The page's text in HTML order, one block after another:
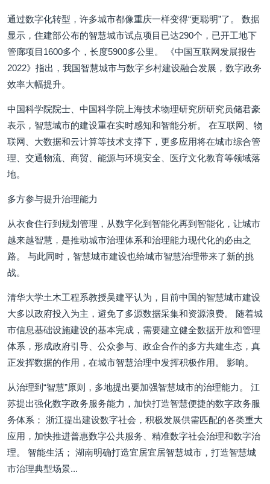
通过数字化转型，许多城市都像重庆一样变得“更聪明”了。 数据
显示，住建部公布的智慧城市试点项目已达290个，已开工地下
管廊项目1600多个，长度5900多公里。 《中国互联网发展报告
2022》指出，我国智慧城市与数字乡村建设融合发展，数字政务
效率大幅提升。
中国科学院院士、中国科学院上海技术物理研究所研究员储君豪
表示，智慧城市的建设重在实时感知和智能分析。 在互联网、物
联网、大数据和云计算等技术支撑下，更多应用将在城市综合管
理、交通物流、商贸、能源与环境安全、医疗文化教育等领域落
地。
多方参与提升治理能力
从衣食住行到规划管理，从数字化到智能化再到智能化，让城市
越来越智慧，是推动城市治理体系和治理能力现代化的必由之
路。 与此同时，智慧城市建设也给城市智慧治理带来了新的挑
战。
清华大学土木工程系教授吴建平认为，目前中国的智慧城市建设
大多以政府投入为主，避免了多源数据采集和资源浪费。 随着城
市信息基础设施建设的基本完成，需要建立健全数据开放和管理
体系，形成政府引导、公众参与、政企合作的多方共建生态，真
正发挥数据的作用，在城市智慧治理中发挥积极作用。 影响。
从治理到“智慧”原则，多地提出要加强智慧城市的治理能力。 江
苏提出强化数字政务服务能力，加快打造智慧便捷的数字政务服
务体系； 浙江提出建设数字社会，积极发展供需匹配的各类重大
应用，加快推进普惠数字公共服务、精准数字社会治理和数字治
理。 智能生活； 湖南明确打造宜居宜居智慧城市，打造智慧城
市治理典型场景...